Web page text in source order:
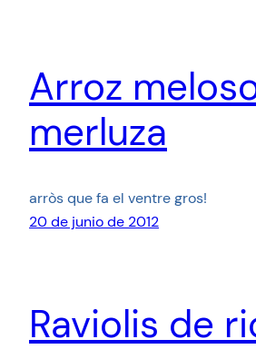
Arroz
merluza
arròs que fa el ventre gros!
20 de junio de 2012
Raviolis de